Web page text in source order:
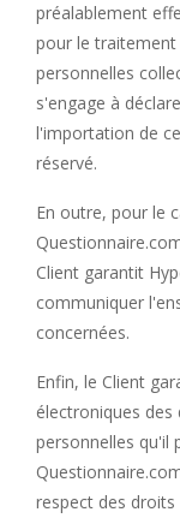
préalablement
pour le traitement
personnelles
s'engage à
l'importation de
réservé.
En outre, pour le
Client garantit
communiquer
concernées.
Enfin, le Client
électroniques
personnelles qu'il
respect des droits